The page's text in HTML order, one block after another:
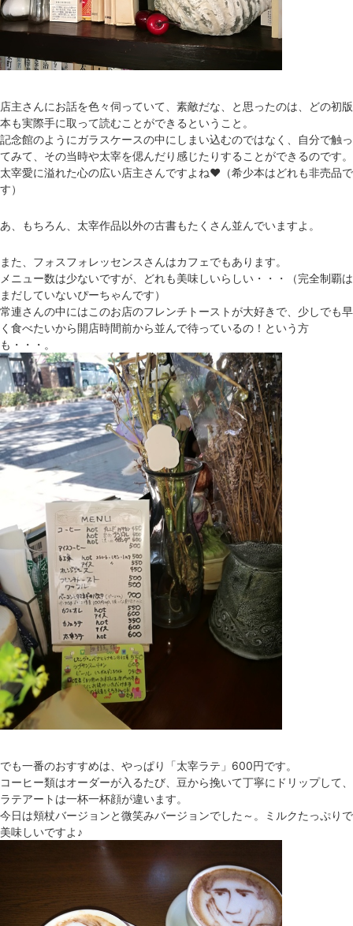
店主さんにお話を色々伺っていて、素敵だな、と思ったのは、どの初版
本も実際手に取って読むことができるということ。
記念館のようにガラスケースの中にしまい込むのではなく、自分で触っ
てみて、その当時や太宰を偲んだり感じたりすることができるのです。
太宰愛に溢れた心の広い店主さんですよね❤（希少本はどれも非売品で
す）
あ、もちろん、太宰作品以外の古書もたくさん並んでいますよ。
また、フォスフォレッセンスさんはカフェでもあります。
メニュー数は少ないですが、どれも美味しいらしい・・・（完全制覇は
まだしていないぴーちゃんです）
常連さんの中にはこのお店のフレンチトーストが大好きで、少しでも早
く食べたいから開店時間前から並んで待っているの！という方
も・・・。
でも一番のおすすめは、やっぱり「太宰ラテ」600円です。
コーヒー類はオーダーが入るたび、豆から挽いて丁寧にドリップして、
ラテアートは一杯一杯顔が違います。
今日は頬杖バージョンと微笑みバージョンでした～。ミルクたっぷりで
美味しいですよ♪